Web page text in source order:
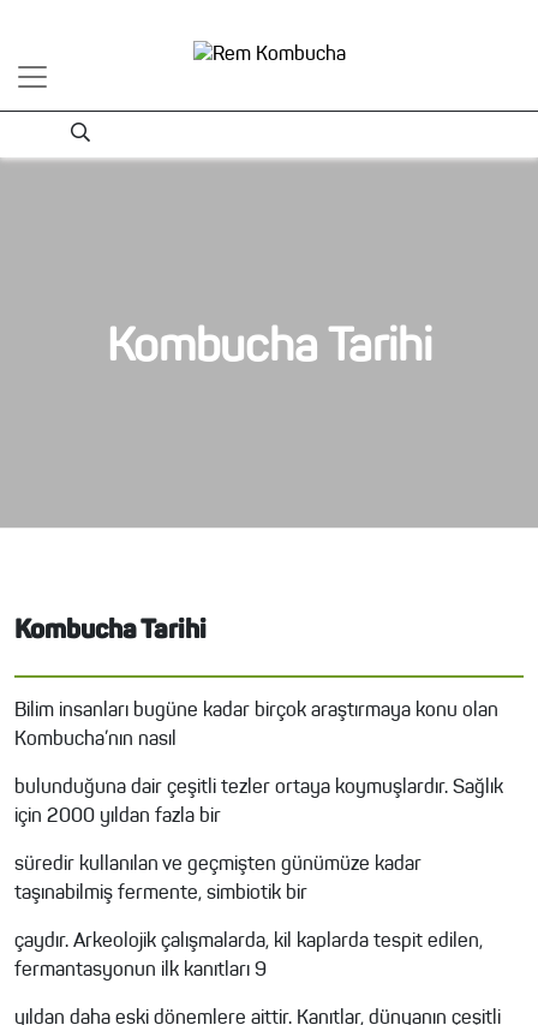
Kombucha Tarihi
Kombucha Tarihi
Bilim insanları bugüne kadar birçok araştırmaya konu olan
Kombucha’nın nasıl
bulunduğuna dair çeşitli tezler ortaya koymuşlardır. Sağlık
için 2000 yıldan fazla bir
süredir kullanılan ve geçmişten günümüze kadar
taşınabilmiş fermente, simbiotik bir
çaydır. Arkeolojik çalışmalarda, kil kaplarda tespit edilen,
fermantasyonun ilk kanıtları 9
yıldan daha eski dönemlere aittir. Kanıtlar, dünyanın çeşitli